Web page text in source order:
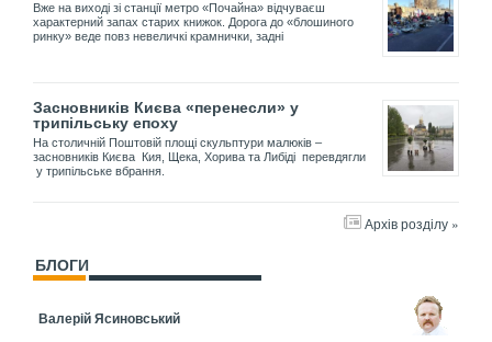
Вже на виході зі станції метро «Почайна» відчуваєш
характерний запах старих книжок. Дорога до «блошиного
ринку» веде повз невеличкі крамнички, задні
Засновників Києва «перенесли» у
трипільську епоху
На столичній Поштовій площі скульптури малюків –
засновників Києва Кия, Щека, Хорива та Либіді перевдягли
у трипільське вбрання.
Архів розділу »
БЛОГИ
Валерій Ясиновський